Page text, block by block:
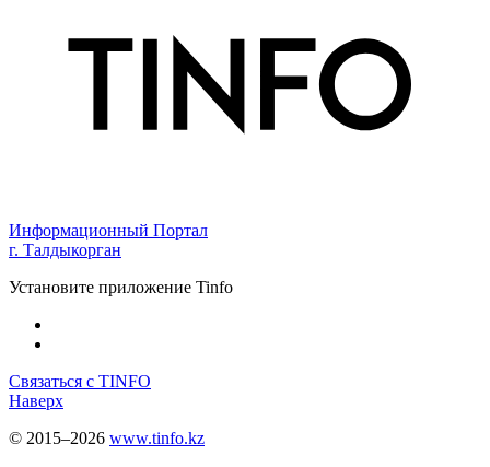
Информационный Портал
г. Талдыкорган
Установите приложение Tinfo
Связаться с TINFO
Наверх
© 2015–2026 www.tinfo.kz